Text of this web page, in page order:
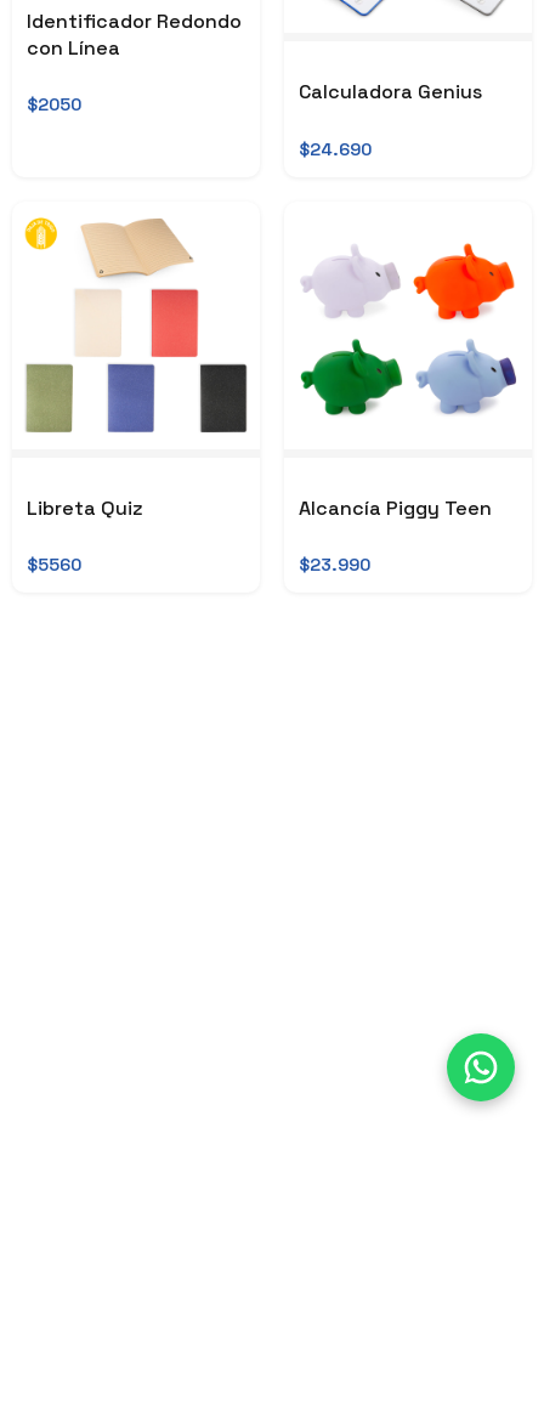
Identificador Redondo
con Línea
$2050 Calculadora Genius
$24.690
Libreta Quiz
$5560
Alcancía Piggy Teen
$23.990